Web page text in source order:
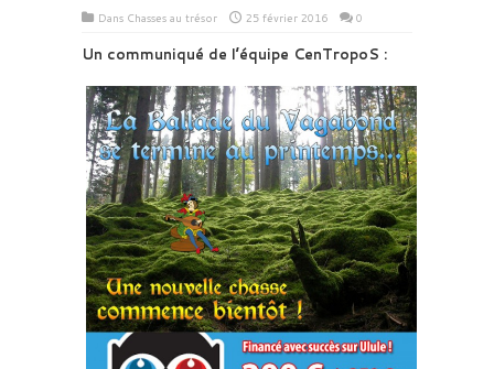
Dans Chasses au trésor 25 février 2016 0
Un communiqué de l’équipe CenTropoS :